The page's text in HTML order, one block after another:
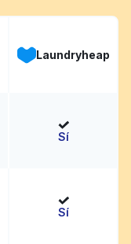
Laundryheap
Sí
Sí